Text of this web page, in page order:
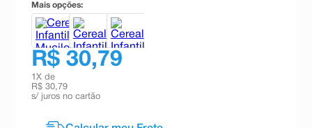
Mais opções:
R$ 30,79
1 X de
R$ 30,79
s/ juros no cartão